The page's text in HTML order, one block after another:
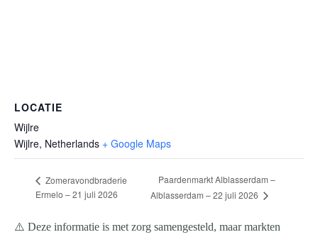
LOCATIE
Wijlre
Wijlre, Netherlands + Google Maps
Zomeravondbraderie
Ermelo – 21 juli 2026
Paardenmarkt Alblasserdam –
Alblasserdam – 22 juli 2026
⚠️ Deze informatie is met zorg samengesteld, maar markten